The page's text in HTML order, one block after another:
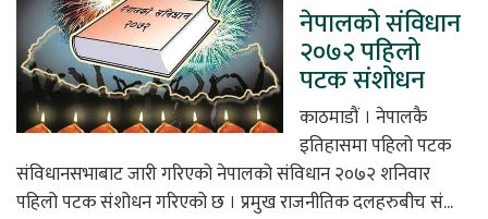
नेपालको संविधान
२०७२ पहिलो
पटक संशोधन
काठमाडौं । नेपालकै
इतिहासमा पहिलो पटक
संविधानसभाबाट जारी गरिएको नेपालको संविधान २०७२ शनिवार
पहिलो पटक संशोधन गरिएको छ । प्रमुख राजनीतिक दलहरुबीच सं...